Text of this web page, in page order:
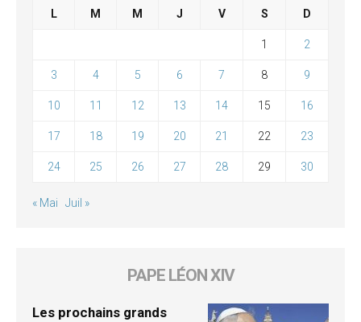
L M M J V S D
1 2
3 4 5 6 7 8 9
10 11 12 13 14 15 16
17 18 19 20 21 22 23
24 25 26 27 28 29 30
« Mai Juil »
PAPE LÉON XIV
Les prochains grands